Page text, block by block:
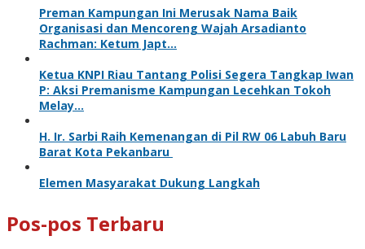
Preman Kampungan Ini Merusak Nama Baik
Organisasi dan Mencoreng Wajah Arsadianto
Rachman: Ketum Japt…
Ketua KNPI Riau Tantang Polisi Segera Tangkap Iwan
P: Aksi Premanisme Kampungan Lecehkan Tokoh
Melay…
H. Ir. Sarbi Raih Kemenangan di Pil RW 06 Labuh Baru
Barat Kota Pekanbaru
Elemen Masyarakat Dukung Langkah
Pos-pos Terbaru